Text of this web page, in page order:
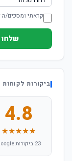
קראתי ומסכים/ה
שלחו
ביקורות לקוחות
4.8
★★★★★
23 ביקורות Google